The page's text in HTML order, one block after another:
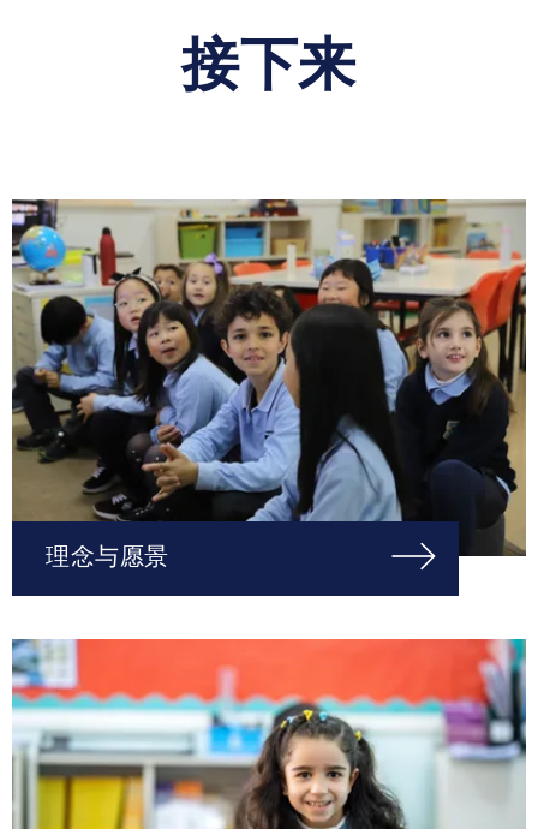
接下来
理念与愿景